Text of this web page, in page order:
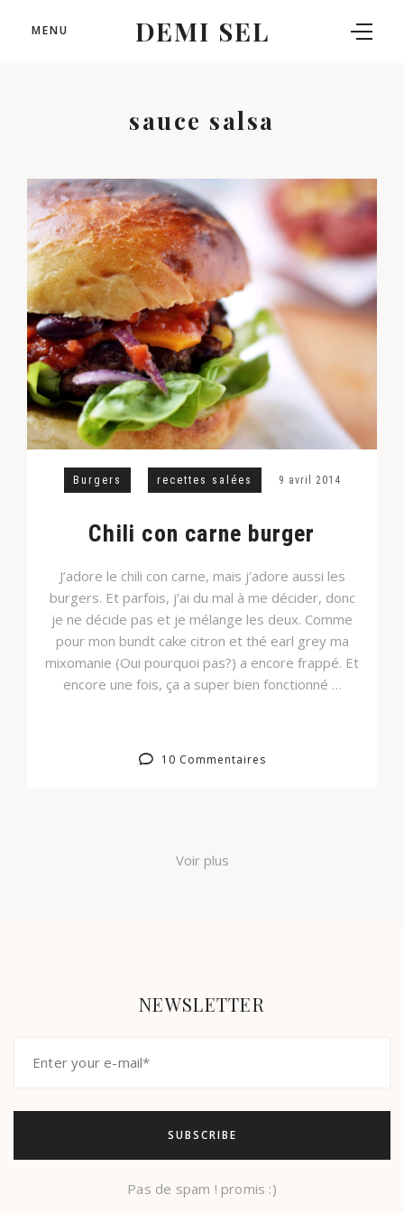
DEMI SEL
MENU
sauce salsa
Burgers recettes salées 9 avril 2014
Chili con carne burger
J’adore le chili con carne, mais j’adore aussi les
burgers. Et parfois, j’ai du mal à me décider, donc
je ne décide pas et je mélange les deux. Comme
pour mon bundt cake citron et thé earl grey ma
mixomanie (Oui pourquoi pas?) a encore frappé. Et
encore une fois, ça a super bien fonctionné …
10 Commentaires
Voir plus
NEWSLETTER
Pas de spam ! promis :)